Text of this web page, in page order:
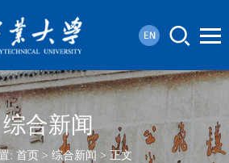
综合新闻
: 首页 > 综合新闻 > 正文